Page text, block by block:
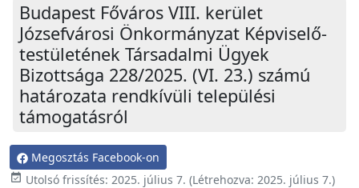
Budapest Főváros VIII. kerület
Józsefvárosi Önkormányzat Képviselő-
testületének Társadalmi Ügyek
Bizottsága 228/2025. (VI. 23.) számú
határozata rendkívüli települési
támogatásról
Megosztás Facebook-on
event_available Utolsó frissítés: 2025. július 7. (Létrehozva: 2025. július 7.)